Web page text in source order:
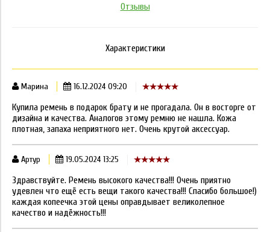
Отзывы
Характеристики
Марина 16.12.2024 09:20
Купила ремень в подарок брату и не прогадала. Он в восторге от
дизайна и качества. Аналогов этому ремню не нашла. Кожа
плотная, запаха неприятного нет. Очень крутой аксессуар.
Артур 19.05.2024 13:25
Здравствуйте. Ремень высокого качества!!! Очень приятно
удевлен что ещё есть вещи такого качества!!! Спасибо большое!)
каждая копеечка этой цены оправдывает великолепное
качество и надёжность!!!